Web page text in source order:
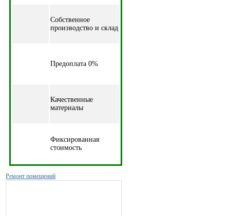
Собственное
производство и склад
Предоплата 0%
Качественные
материалы
Фиксированная
стоимость
Ремонт помещений